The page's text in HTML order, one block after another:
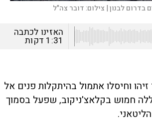
בדרום לבנון | צילום:דובר צה"ל
האזינו לכתבה
1:31 דקות
וחיסלו אתמול בהיתקלות פנים אל
חמוש בקלאצ'ניקוב, שפעל בסמוך